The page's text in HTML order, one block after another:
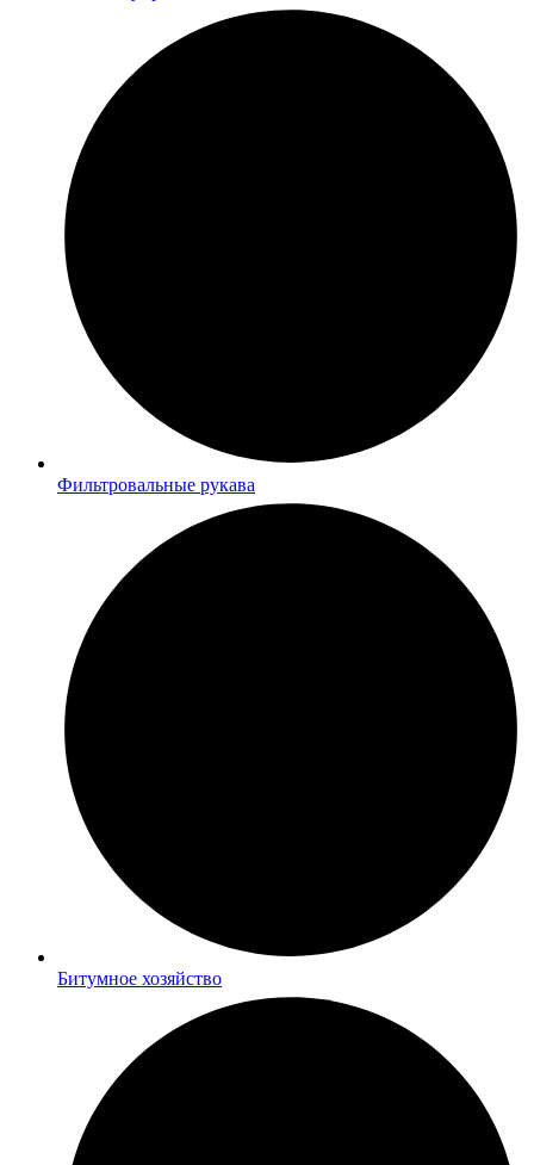
Фильтровальные рукава
Битумное хозяйство